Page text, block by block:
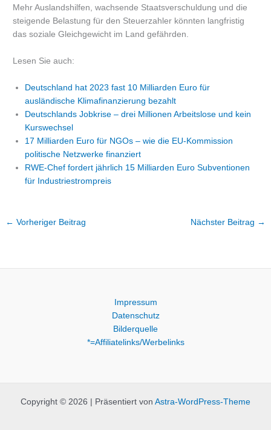
Mehr Auslandshilfen, wachsende Staatsverschuldung und die
steigende Belastung für den Steuerzahler könnten langfristig
das soziale Gleichgewicht im Land gefährden.
Lesen Sie auch:
Deutschland hat 2023 fast 10 Milliarden Euro für
ausländische Klimafinanzierung bezahlt
Deutschlands Jobkrise – drei Millionen Arbeitslose und kein
Kurswechsel
17 Milliarden Euro für NGOs – wie die EU-Kommission
politische Netzwerke finanziert
RWE-Chef fordert jährlich 15 Milliarden Euro Subventionen
für Industriestrompreis
← Vorheriger Beitrag Nächster Beitrag →
Impressum
Datenschutz
Bilderquelle
*=Affiliatelinks/Werbelinks
Copyright © 2026 | Präsentiert von Astra-WordPress-Theme